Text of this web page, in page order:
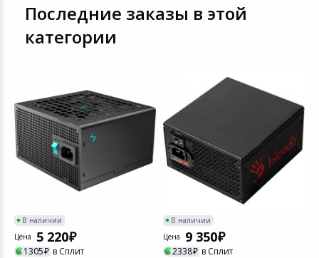
Последние заказы в этой
категории
В наличии
Цена
5 220
1305 в Сплит
В наличии
Цена
9 350
2338 в Сплит